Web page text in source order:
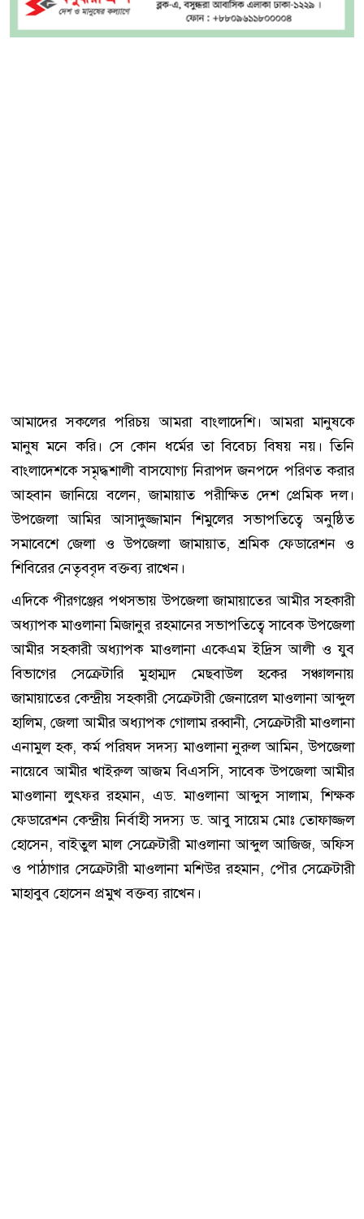
আমাদের সকলের পরিচয় আমরা বাংলাদেশি। আমরা মানুষকে
মানুষ মনে করি। সে কোন ধর্মের তা বিবেচ্য বিষয় নয়। তিনি
বাংলাদেশকে সমৃদ্ধশালী বাসযোগ্য নিরাপদ জনপদে পরিণত করার
আহবান জানিয়ে বলেন, জামায়াত পরীক্ষিত দেশ প্রেমিক দল।
উপজেলা আমির আসাদুজ্জামান শিমুলের সভাপতিত্বে অনুষ্ঠিত
সমাবেশে জেলা ও উপজেলা জামায়াত, শ্রমিক ফেডারেশন ও
শিবিরের নেতৃববৃদ বক্তব্য রাখেন।
এদিকে পীরগঞ্জের পথসভায় উপজেলা জামায়াতের আমীর সহকারী
অধ্যাপক মাওলানা মিজানুর রহমানের সভাপতিত্বে সাবেক উপজেলা
আমীর সহকারী অধ্যাপক মাওলানা একেএম ইদ্রিস আলী ও যুব
বিভাগের সেক্রেটারি মুহাম্মদ মেছবাউল হকের সঞ্চালনায়
জামায়াতের কেন্দ্রীয় সহকারী সেক্রেটারী জেনারেল মাওলানা আব্দুল
হালিম, জেলা আমীর অধ্যাপক গোলাম রব্বানী, সেক্রেটারী মাওলানা
এনামুল হক, কর্ম পরিষদ সদস্য মাওলানা নুরুল আমিন, উপজেলা
নায়েবে আমীর খাইরুল আজম বিএসসি, সাবেক উপজেলা আমীর
মাওলানা লুৎফর রহমান, এড. মাওলানা আব্দুস সালাম, শিক্ষক
ফেডারেশন কেন্দ্রীয় নির্বাহী সদস্য ড. আবু সায়েম মোঃ তোফাজ্জল
হোসেন, বাইতুল মাল সেক্রেটারী মাওলানা আব্দুল আজিজ, অফিস
ও পাঠাগার সেক্রেটারী মাওলানা মশিউর রহমান, পৌর সেক্রেটারী
মাহাবুব হোসেন প্রমুখ বক্তব্য রাখেন।